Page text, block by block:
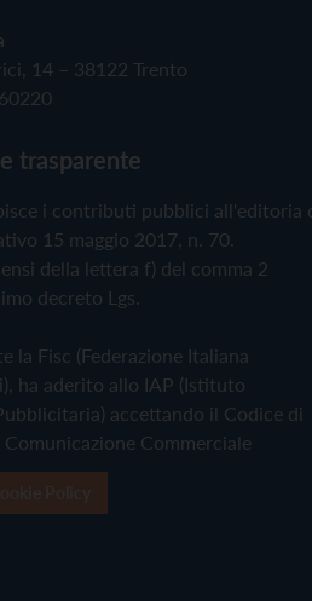
14 – 38122 Trento
trasparente
i contributi pubblici all'editoria
15 maggio 2017, n. 70.
della lettera f) del comma 2
decreto Lgs.
la Fisc (Federazione Italiana
ha aderito allo IAP (Istituto
accettando il Codice di
Commerciale